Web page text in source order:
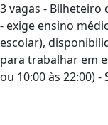
3 vagas - Bilheteiro
- exige ensino
escolar),
para trabalhar em
ou 10:00 às 22:00) -